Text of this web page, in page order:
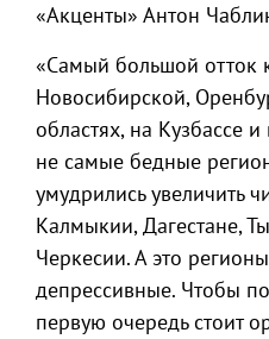
«Акценты» Антон
«Самый большой отток
Новосибирской,
областях, на Кузбассе
не самые бедные
умудрились увеличить
Калмыкии, Дагестане,
Черкесии. А это
депрессивные. Чтобы
первую очередь стоит